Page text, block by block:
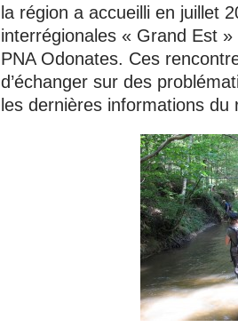
la région a accueilli en juillet
interrégionales « Grand Est
PNA Odonates. Ces
d’échanger sur des
les dernières informations